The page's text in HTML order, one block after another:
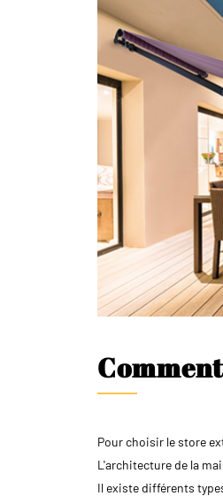
Pour choisir le store
L'architecture de la
Il existe différents